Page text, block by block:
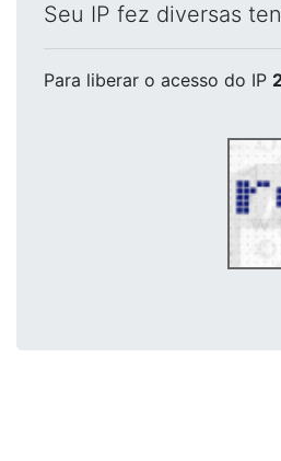
Seu IP fez diversas
Para liberar o acesso do IP